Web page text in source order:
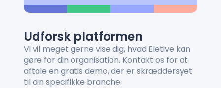
Udforsk platformen
Vi vil meget gerne vise dig, hvad Eletive kan
gøre for din organisation. Kontakt os for at
aftale en gratis demo, der er skræddersyet
til din specifikke branche.